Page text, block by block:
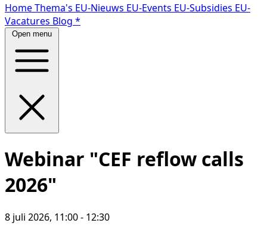
HomeThema's EU-Nieuws EU-Events EU-Subsidies EU-
Vacatures Blog *
Open menu
Webinar "CEF reflow calls
2026"
8 juli 2026, 11:00 - 12:30